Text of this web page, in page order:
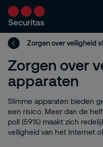
Zorgen over
apparaten
Slimme apparaten bieden
een risico. Meer dan de
poll (59%) maakt zich
veiligheid van het Internet